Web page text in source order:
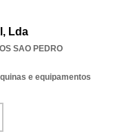
Lda
SAO PEDRO
e equipamentos